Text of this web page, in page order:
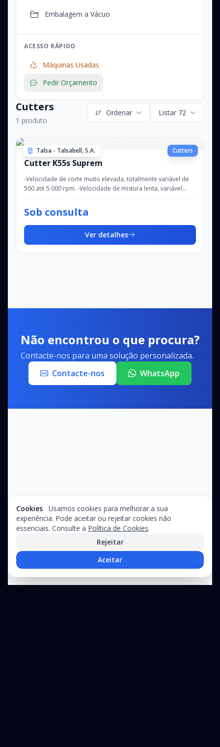
Cookies
Usamos cookies para melhorar a sua
experiência. Pode aceitar ou rejeitar cookies não
essenciais. Consulte a Política de Cookies.
Rejeitar
Aceitar
Embalagem a Vácuo
ACESSO RÁPIDO
Máquinas Usadas
Pedir Orçamento
Cutters
1 produto
Ordenar Listar 72
Talsa - Talsabell, S.A. Cutters
Cutter K55s Suprem
-Velocidade de corte muito elevada, totalmente variável de
500 até 5.000 rpm. -Velocidade de mistura lenta, variável
Sob consulta
Ver detalhes
Não encontrou o que procura?
Contacte-nos para uma solução personalizada.
Contacte-nos
WhatsApp